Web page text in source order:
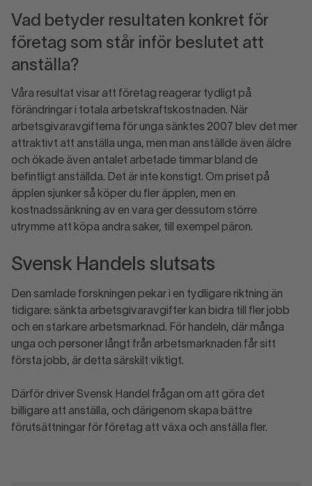
Vad betyder resultaten konkret för
företag som står inför beslutet att
anställa?
Våra resultat visar att företag reagerar tydligt på
förändringar i totala arbetskraftskostnaden. När
arbetsgivaravgifterna för unga sänktes 2007 blev det mer
attraktivt att anställa unga, men man anställde även äldre
och ökade även antalet arbetade timmar bland de
befintligt anställda. Det är inte konstigt. Om priset på
äpplen sjunker så köper du fler äpplen, men en
kostnadssänkning av en vara ger dessutom större
utrymme att köpa andra saker, till exempel päron.
Svensk Handels slutsats
Den samlade forskningen pekar i en tydligare riktning än
tidigare: sänkta arbetsgivaravgifter kan bidra till fler jobb
och en starkare arbetsmarknad. För handeln, där många
unga och personer långt från arbetsmarknaden får sitt
första jobb, är detta särskilt viktigt.
Därför driver Svensk Handel frågan om att göra det
billigare att anställa, och därigenom skapa bättre
förutsättningar för företag att växa och anställa fler.